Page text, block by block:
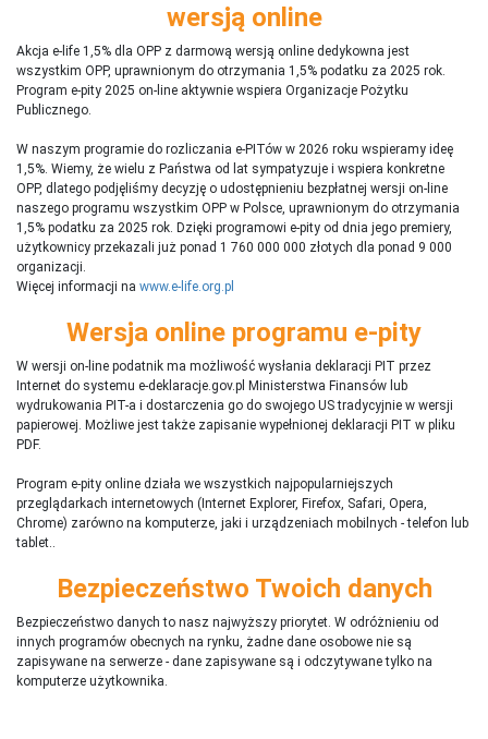
wersją online
Akcja e-life 1,5% dla OPP z darmową wersją online dedykowna jest
wszystkim OPP, uprawnionym do otrzymania 1,5% podatku za 2025 rok.
Program e-pity 2025 on-line aktywnie wspiera Organizacje Pożytku
Publicznego.
W naszym programie do rozliczania e-PITów w 2026 roku wspieramy ideę
1,5%. Wiemy, że wielu z Państwa od lat sympatyzuje i wspiera konkretne
OPP, dlatego podjęliśmy decyzję o udostępnieniu bezpłatnej wersji on-line
naszego programu wszystkim OPP w Polsce, uprawnionym do otrzymania
1,5% podatku za 2025 rok. Dzięki programowi e-pity od dnia jego premiery,
użytkownicy przekazali już ponad 1 760 000 000 złotych dla ponad 9 000
organizacji.
Więcej informacji na www.e-life.org.pl
Wersja online programu e-pity
W wersji on-line podatnik ma możliwość wysłania deklaracji PIT przez
Internet do systemu e-deklaracje.gov.pl Ministerstwa Finansów lub
wydrukowania PIT-a i dostarczenia go do swojego US tradycyjnie w wersji
papierowej. Możliwe jest także zapisanie wypełnionej deklaracji PIT w pliku
PDF.
Program e-pity online działa we wszystkich najpopularniejszych
przeglądarkach internetowych (Internet Explorer, Firefox, Safari, Opera,
Chrome) zarówno na komputerze, jaki i urządzeniach mobilnych - telefon lub
tablet..
Bezpieczeństwo Twoich danych
Bezpieczeństwo danych to nasz najwyższy priorytet. W odróżnieniu od
innych programów obecnych na rynku, żadne dane osobowe nie są
zapisywane na serwerze - dane zapisywane są i odczytywane tylko na
komputerze użytkownika.